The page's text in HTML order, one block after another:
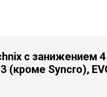
с занижением
(кроме Syncro),